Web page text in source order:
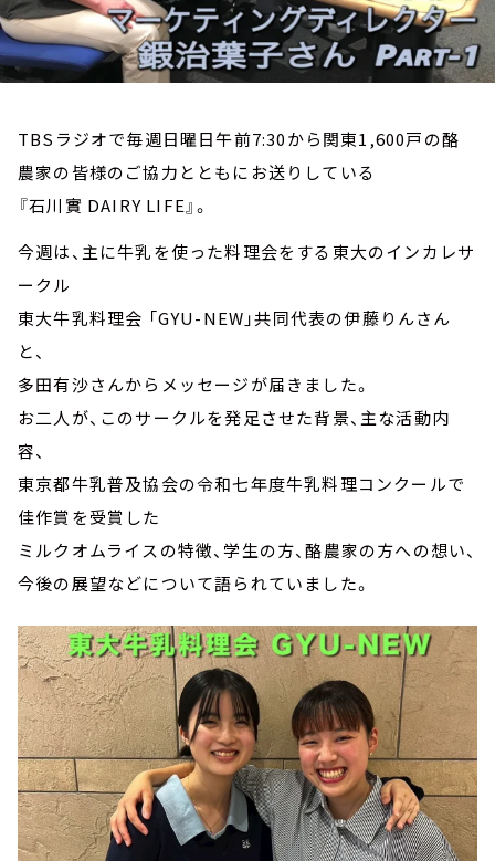
TBSラジオで毎週日曜日午前7:30から関東1,600戸の酪
農家の皆様のご協力とともにお送りしている
『石川實 DAIRY LIFE』。
今週は、主に牛乳を使った料理会をする東大のインカレサ
ークル
東大牛乳料理会 「GYU-NEW」共同代表の伊藤りんさん
と、
多田有沙さんからメッセージが届きました。
お二人が、このサークルを発足させた背景、主な活動内
容、
東京都牛乳普及協会の令和七年度牛乳料理コンクールで
佳作賞を受賞した
ミルクオムライスの特徴、学生の方、酪農家の方への想い、
今後の展望などについて語られていました。